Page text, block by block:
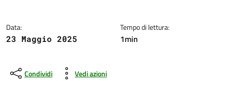
Data:
23 Maggio 2025
Tempo di lettura:
1min
Condividi Vedi azioni